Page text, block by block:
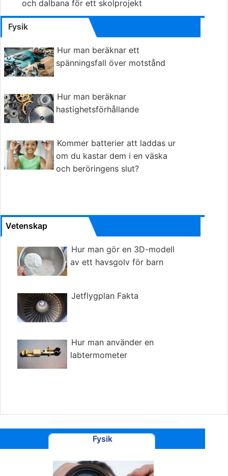
och dalbana för ett skolprojekt
Fysik
Hur man beräknar ett
spänningsfall över motstånd
Hur man beräknar
hastighetsförhållande
Kommer batterier att laddas ur
om du kastar dem i en väska
och beröringens slut?
Vetenskap
Hur man gör en 3D-modell
av ett havsgolv för barn
Jetflygplan Fakta
Hur man använder en
labtermometer
Fysik